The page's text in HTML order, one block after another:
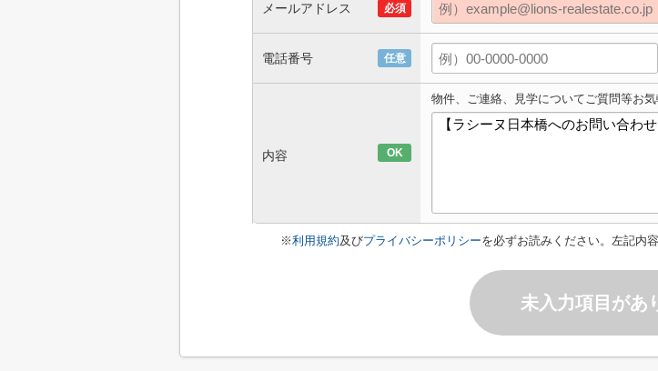
メールアドレス 必須
電話番号 任意
内容 OK
物件、ご連絡、見学についてご質問等お
※利用規約及びプライバシーポリシーを必ずお読みください。左記内
未入力項目があ